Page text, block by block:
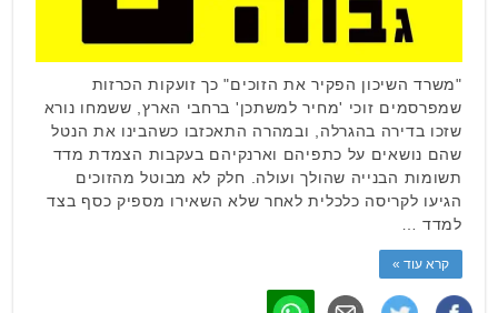
"משרד השיכון הפקיר את הזוכים" כך זועקות הכרזות
שמפרסמים זוכי 'מחיר למשתכן' ברחבי הארץ, ששמחו נורא
שזכו בדירה בהגרלה, ובמהרה התאכזבו כשהבינו את הנטל
שהם נושאים על כתפיהם וארנקיהם בעקבות הצמדת מדד
תשומות הבנייה שהולך ועולה. חלק לא מבוטל מהזוכים
הגיעו לקריסה כלכלית לאחר שלא השאירו מספיק כסף בצד
למדד …
קרא עוד »